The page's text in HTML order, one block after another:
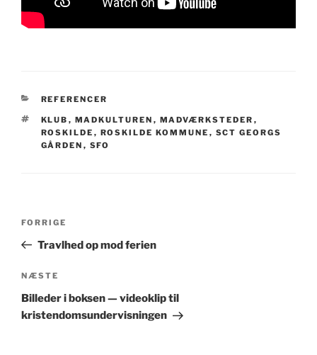
KATEGORIER
REFERENCER
TAGS
KLUB , MADKULTUREN , MADVÆRKSTEDER ,
ROSKILDE , ROSKILDE KOMMUNE , SCT GEORGS
GÅRDEN , SFO
Forrige
indlæg
FORRIGE
Travlhed op mod ferien
Næste
indlæg
NÆSTE
Billeder i boksen — videoklip til
kristendomsundervisningen